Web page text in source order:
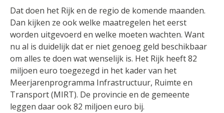
Dat doen het Rijk en de regio de komende maanden.
Dan kijken ze ook welke maatregelen het eerst
worden uitgevoerd en welke moeten wachten. Want
nu al is duidelijk dat er niet genoeg geld beschikbaar
om alles te doen wat wenselijk is. Het Rijk heeft 82
miljoen euro toegezegd in het kader van het
Meerjarenprogramma Infrastructuur, Ruimte en
Transport (MIRT). De provincie en de gemeente
leggen daar ook 82 miljoen euro bij.